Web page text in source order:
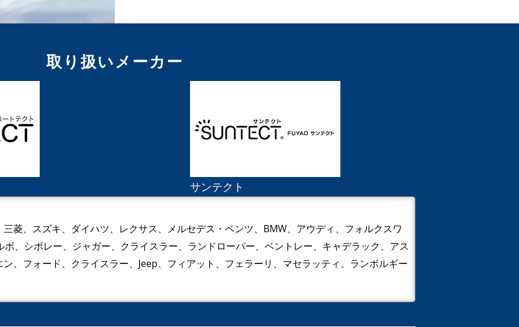
取り扱いメーカー
サンテクト
菱、スズキ、ダイハツ、レクサス、メルセデス・ベンツ、BMW、アウディ、フォルクスワ
、シボレー、ジャガー、クライスラー、ランドローバー、ベントレー、キャデラック、アス
、フォード、クライスラー、Jeep、フィアット、フェラーリ、マセラッティ、ランボルギー